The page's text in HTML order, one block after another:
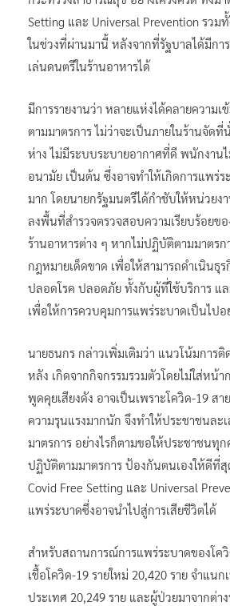
Setting และ Universal Prevention รวม
ในช่วงที่ผ่านมานี้ หลังจากที่รัฐบาลได้มีกา
เล่นดนตรีในร้านอาหารได้
มีการรายงานว่า หลายแห่งได้คลายความเ
ตามมาตรการ ไม่ว่าจะเป็นภายในร้านจัดที่
ห่าง ไม่มีระบบระบายอากาศที่ดี พนักงาน
อนามัย เป็นต้น ซึ่งอาจทำให้เกิดการแพร่
มาก โดยนายกรัฐมนตรีได้กำชับให้หน่วยงา
ลงพื้นที่สำรวจตรวจสอบความเรียบร้อยข
ร้านอาหารต่าง ๆ หากไม่ปฏิบัติตามมาตรก
กฎหมายเด็ดขาด เพื่อให้สามารถดำเนินธุร
ปลอดโรค ปลอดภัย ทั้งกับผู้ที่ใช้บริการ แ
เพื่อให้การควบคุมการแพร่ระบาดเป็นไป
นายธนกร กล่าวเพิ่มเติมว่า แนวโน้มการติ
หลัง เกิดจากกิจกรรมรวมตัวโดยไม่ใส่หน้
พูดคุยเสียงดัง อาจเป็นเพราะโควิด-19 ส
ความรุนแรงมากนัก จึงทำให้ประชาชนละ
มาตรการ อย่างไรก็ตามขอให้ประชาชนทุ
ปฏิบัติตามมาตรการ ป้องกันตนเองให้ดีที่สุ
Covid Free Setting และ Universal
แพร่ระบาดซึ่งอาจนำไปสู่การเสียชีวิตได้
สำหรับสถานการณ์การแพร่ระบาดของโ
เชื้อโควิด-19 รายใหม่ 20,420 ราย จำแน
ประเทศ 20,249 ราย และผู้ป่วยมาจากต่า